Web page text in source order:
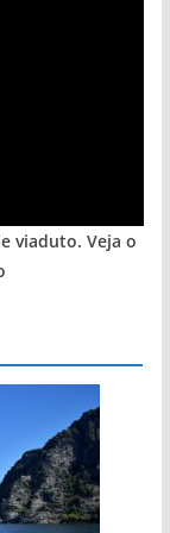
viaduto. Veja o